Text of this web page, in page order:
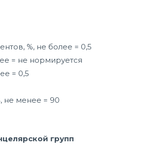
%, не более = 0,5
= не нормируется
= 0,5
не менее = 90
групп